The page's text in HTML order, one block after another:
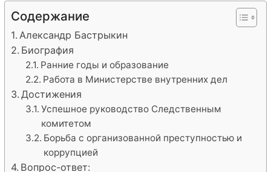
Содержание
Александр Бастрыкин
Биография
Ранние годы и образование
Работа в Министерстве внутренних дел
Достижения
Успешное руководство Следственным
комитетом
Борьба с организованной преступностью и
коррупцией
Вопрос-ответ: